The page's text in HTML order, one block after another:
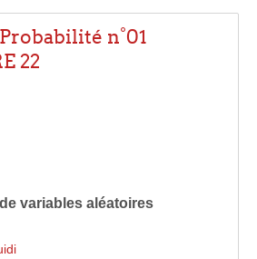
n°01
22
de variables aléatoires